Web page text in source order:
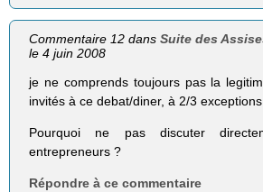
Commentaire 12 dansSuite des
le 4 juin 2008
je ne comprends toujours pas la
invités à ce debat/diner, à 2/3 exceptions
Pourquoi ne pas discuter
entrepreneurs ?
Répondre à ce commentaire